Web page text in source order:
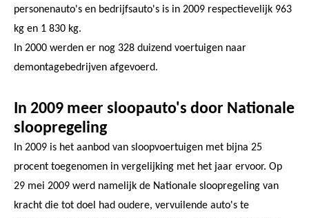
personenauto's en bedrijfsauto's is in 2009 respectievelijk 963
kg en 1 830 kg.
In 2000 werden er nog 328 duizend voertuigen naar
demontagebedrijven afgevoerd.
In 2009 meer sloopauto's door Nationale
sloopregeling
In 2009 is het aanbod van sloopvoertuigen met bijna 25
procent toegenomen in vergelijking met het jaar ervoor. Op
29 mei 2009 werd namelijk de Nationale sloopregeling van
kracht die tot doel had oudere, vervuilende auto's te